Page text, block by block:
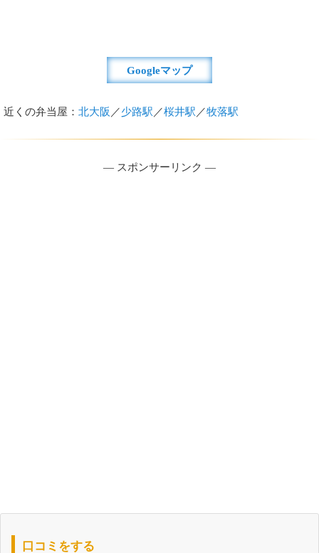
Googleマップ
近くの弁当屋： 北大阪 ／少路駅 ／桜井駅 ／牧落駅
― スポンサーリンク ―
口コミをする